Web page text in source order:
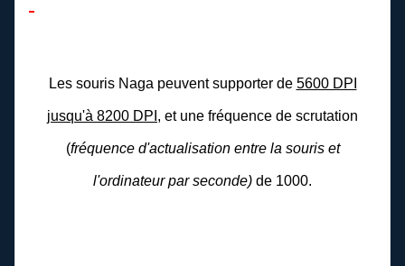
Les souris Naga peuvent supporter de 5600 DPI
jusqu'à 8200 DPI , et une fréquence de scrutation
(fréquence d'actualisation entre la souris et
l'ordinateur par seconde) de 1000.